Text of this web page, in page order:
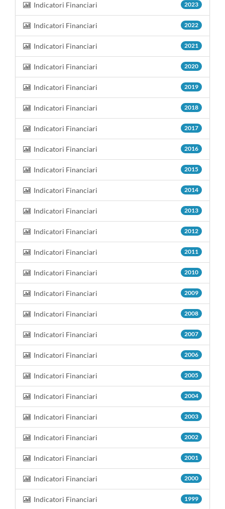
Indicatori Financiari 2023
Indicatori Financiari 2022
Indicatori Financiari 2021
Indicatori Financiari 2020
Indicatori Financiari 2019
Indicatori Financiari 2018
Indicatori Financiari 2017
Indicatori Financiari 2016
Indicatori Financiari 2015
Indicatori Financiari 2014
Indicatori Financiari 2013
Indicatori Financiari 2012
Indicatori Financiari 2011
Indicatori Financiari 2010
Indicatori Financiari 2009
Indicatori Financiari 2008
Indicatori Financiari 2007
Indicatori Financiari 2006
Indicatori Financiari 2005
Indicatori Financiari 2004
Indicatori Financiari 2003
Indicatori Financiari 2002
Indicatori Financiari 2001
Indicatori Financiari 2000
Indicatori Financiari 1999